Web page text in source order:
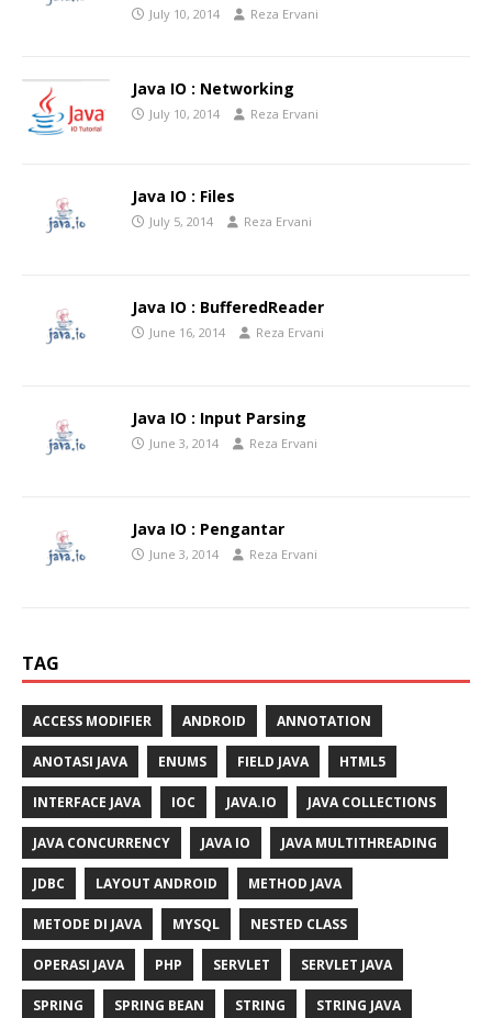
July 10, 2014 Reza Ervani
Java IO : Networking
July 10, 2014 Reza Ervani
Java IO : Files
July 5, 2014 Reza Ervani
Java IO : BufferedReader
June 16, 2014 Reza Ervani
Java IO : Input Parsing
June 3, 2014 Reza Ervani
Java IO : Pengantar
June 3, 2014 Reza Ervani
TAG
ACCESS MODIFIER ANDROID ANNOTATION
ANOTASI JAVA ENUMS FIELD JAVA HTML5
INTERFACE JAVA IOC JAVA.IO JAVA COLLECTIONS
JAVA CONCURRENCY JAVA IO JAVA MULTITHREADING
JDBC LAYOUT ANDROID METHOD JAVA
METODE DI JAVA MYSQL NESTED CLASS
OPERASI JAVA PHP SERVLET SERVLET JAVA
SPRING SPRING BEAN STRING STRING JAVA